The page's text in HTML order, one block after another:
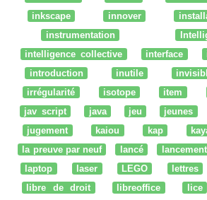
inkscape
innover
instrumentation
intelligence collective
interface
introduction
inutile
irrégularité
isotope item
jav script
java jeu jeunes
jugement
kaiou kap
la preuve par neuf
lancé lancement
laptop
laser LEGO lettres
libre de droit
libreoffice lice